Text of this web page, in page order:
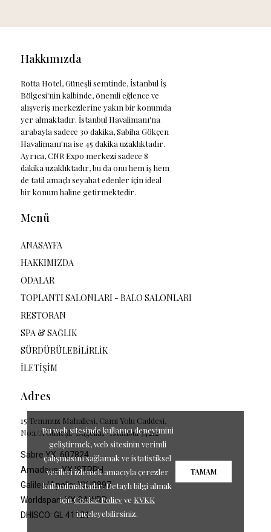
Bu web sitesinde kullanıcı deneyimini
geliştirmek, web sitesinin verimli
çalışmasını sağlamak ve istatistiksel
verileri izlemek amacıyla çerezler
kullanılmaktadır. Detaylı bilgi almak
içinCookie Policyve KVKK
inceleyebilirsiniz.
TAMAM
Hakkımızda
Rotta Hotel, Güneşli semtinde, İstanbul İş
Bölgesi'nin kalbinde, önemli eğlence ve
alışveriş merkezlerine yakın bir konumda
yer almaktadır. İstanbul Havalimanı'na
arabayla sadece 30 dakika, Sabiha Gökçen
Havalimanı'na ise 45 dakika uzaklıktadır.
Ayrıca, CNR Expo merkezi sadece 8
dakika uzaklıktadır, bu da onu hem iş hem
de tatil amaçlı seyahat edenler için ideal
bir konum haline getirmektedir.
Menü
ANASAYFA
HAKKIMIZDA
ODALAR
TOPLANTI SALONLARI - BALO SALONLARI
RESTORAN
SPA & SAĞLIK
SÜRDÜRÜLEBİLİRLİK
İLETİŞİM
Adres
15 Temmuz Mahallesi, Cami Yolu Caddesi,
No:1/A Güneşli-Bağcılar-Istanbul 34212
Sabre YX: 607824
Amadeus: YX ISTRRH
Galileo/Apollo: YX I2897
Worldspan: YX SAWRR
DHISCO: GL 41121